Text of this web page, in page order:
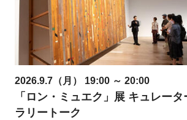
2026.9.7（月） 19:00 ～ 20:00
「ロン・ミュエク」展 キュレー
ラリートーク